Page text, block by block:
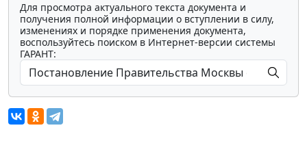
Для просмотра актуального текста документа и
получения полной информации о вступлении в силу,
изменениях и порядке применения документа,
воспользуйтесь поиском в Интернет-версии системы
ГАРАНТ: